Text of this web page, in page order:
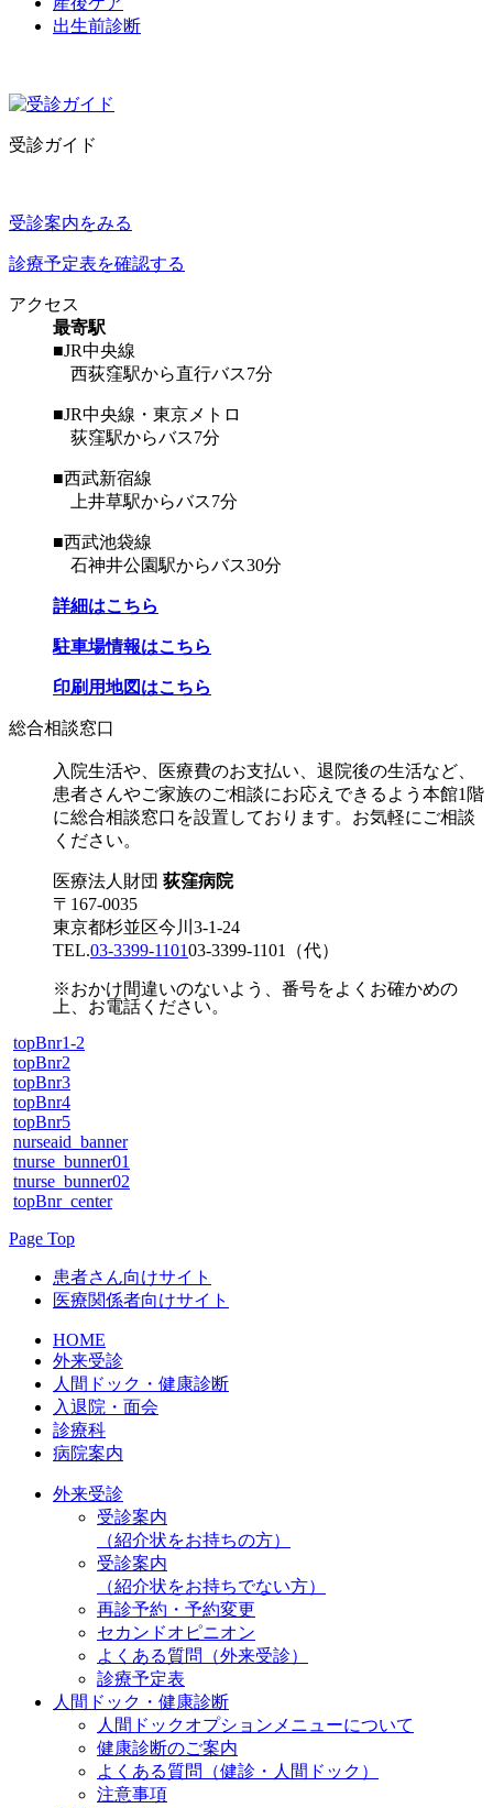
出生前診断
受診ガイド
受診案内をみる
診療予定表を確認する
アクセス
最寄駅
■JR中央線
西荻窪駅から直行バス7分
■JR中央線・東京メトロ
荻窪駅からバス7分
■西武新宿線
上井草駅からバス7分
■西武池袋線
石神井公園駅からバス30分
詳細はこちら
駐車場情報はこちら
印刷用地図はこちら
総合相談窓口
入院生活や、医療費のお支払い、退院後の生活など、
患者さんやご家族のご相談にお応えできるよう本館1階
に総合相談窓口を設置しております。お気軽にご相談
ください。
医療法人財団 荻窪病院
〒167-0035
東京都杉並区今川3-1-24
TEL.03-3399-110103-3399-1101 （代）
※おかけ間違いのないよう、番号をよくお確かめの
上、お電話ください。
topBnr1-2
topBnr2
topBnr3
topBnr4
topBnr5
nurseaid_banner
tnurse_bunner01
tnurse_bunner02
topBnr_center
Page Top
患者さん向けサイト
医療関係者向けサイト
HOME
外来受診
人間ドック・健康診断
入退院・面会
診療科
病院案内
外来受診
受診案内
（紹介状をお持ちの方）
受診案内
（紹介状をお持ちでない方）
再診予約・予約変更
セカンドオピニオン
よくある質問（外来受診）
診療予定表
人間ドック・健康診断
人間ドックオプションメニューについて
健康診断のご案内
よくある質問（健診・人間ドック）
注意事項